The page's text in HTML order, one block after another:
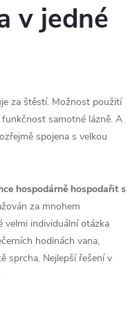
v jedné
za štěstí. Možnost použití
samotné lázně. A
spojena s velkou
hospodárně hospodařit s
za mnohem
velmi individuální otázka
hodinách vana,
sprcha. Nejlepší řešení v